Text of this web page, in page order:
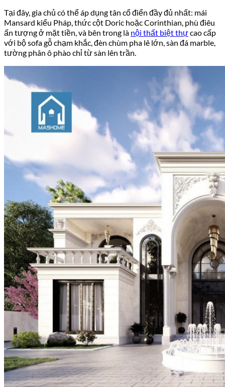
Tại đây, gia chủ có thể áp dụng tân cổ điển đầy đủ nhất: mái
Mansard kiểu Pháp, thức cột Doric hoặc Corinthian, phù điêu
ấn tượng ở mặt tiền, và bên trong là nội thất biệt thựcao cấp
với bộ sofa gỗ chạm khắc, đèn chùm pha lê lớn, sàn đá marble,
tường phân ô phào chỉ từ sàn lên trần.